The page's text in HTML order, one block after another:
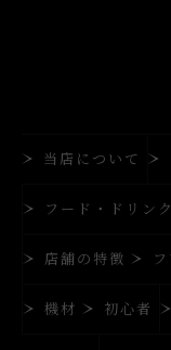
当店について
フード・ドリンク
店舗の特徴
機材 初心者